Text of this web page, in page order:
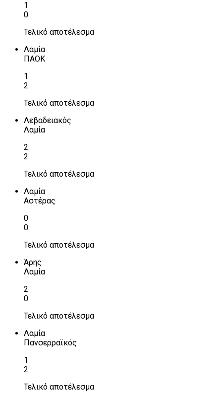
1
0
Τελικό αποτέλεσμα
Λαμία
ΠΑΟΚ
1
2
Τελικό αποτέλεσμα
Λεβαδειακός
Λαμία
2
2
Τελικό αποτέλεσμα
Λαμία
Αστέρας
0
0
Τελικό αποτέλεσμα
Άρης
Λαμία
2
0
Τελικό αποτέλεσμα
Λαμία
Πανσερραϊκός
1
2
Τελικό αποτέλεσμα